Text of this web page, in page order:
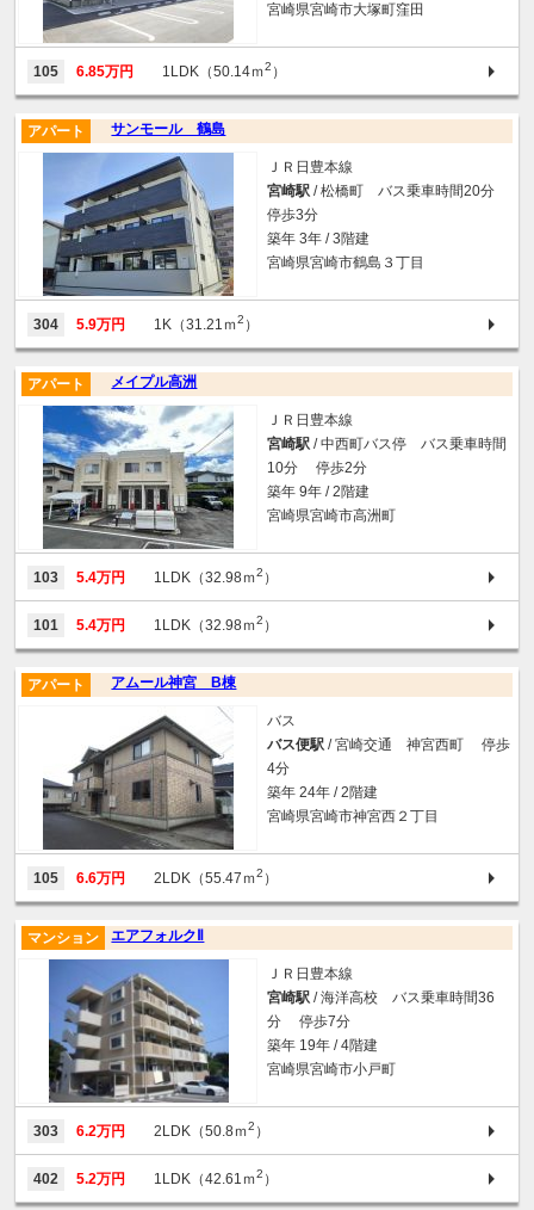
宮崎県宮崎市大塚町窪田
105 6.85万円 1LDK（50.14ｍ2 ）
サンモール 鶴島
アパート
ＪＲ日豊本線
宮崎駅 / 松橋町 バス乗車時間20分
停歩3分
築年 3年 / 3階建
宮崎県宮崎市鶴島３丁目
304 5.9万円 1K（31.21ｍ2 ）
メイプル高洲
アパート
ＪＲ日豊本線
宮崎駅 / 中西町バス停 バス乗車時間
10分 停歩2分
築年 9年 / 2階建
宮崎県宮崎市高洲町
103 5.4万円 1LDK（32.98ｍ2 ）
101 5.4万円 1LDK（32.98ｍ2 ）
アムール神宮 B棟
アパート
バス
バス便駅 / 宮崎交通 神宮西町 停歩
4分
築年 24年 / 2階建
宮崎県宮崎市神宮西２丁目
105 6.6万円 2LDK（55.47ｍ2 ）
エアフォルクⅡ
マンション
ＪＲ日豊本線
宮崎駅 / 海洋高校 バス乗車時間36
分 停歩7分
築年 19年 / 4階建
宮崎県宮崎市小戸町
303 6.2万円 2LDK（50.8ｍ2 ）
402 5.2万円 1LDK（42.61ｍ2 ）